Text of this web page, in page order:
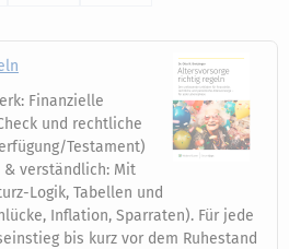
Finanzielle
und rechtliche
Testament)
& verständlich: Mit
Logik, Tabellen und
Inflation, Sparraten). Für jede
bis kurz vor dem Ruhestand